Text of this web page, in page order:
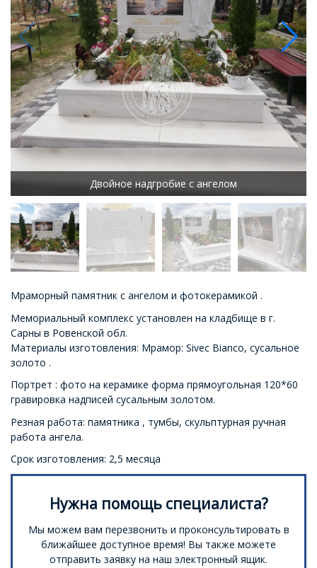
Двойное надгробие с ангелом
Мраморный памятник с ангелом и фотокерамикой .
Мемориальный комплекс установлен на кладбище в г.
Сарны в Ровенской обл.
Материалы изготовления: Мрамор: Sivec Bianco, сусальное
золото .
Портрет : фото на керамике форма прямоугольная 120*60
гравировка надписей сусальным золотом.
Резная работа: памятника , тумбы, скульптурная ручная
работа ангела.
Срок изготовления: 2,5 месяца
Нужна помощь специалиста?
Мы можем вам перезвонить и проконсультировать в
ближайшее доступное время! Вы также можете
отправить заявку на наш электронный ящик.